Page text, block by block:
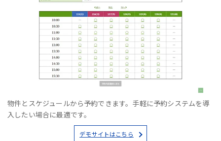
物件とスケジュールから予約できます。手軽に予約システムを導
入したい場合に最適です。
デモサイトはこちら